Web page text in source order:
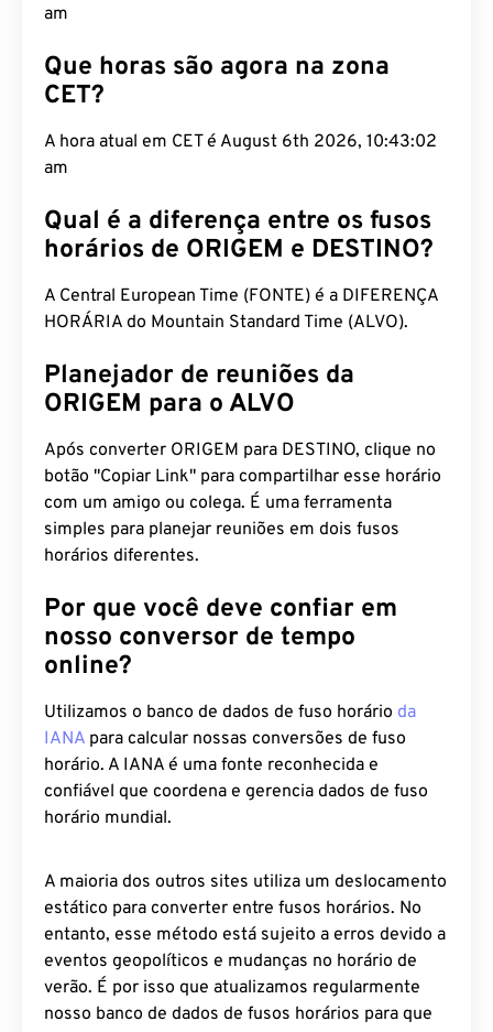
am
Que horas são agora na zona
CET?
A hora atual em CET é August 6th 2026, 10:43:03
am
Qual é a diferença entre os fusos
horários de ORIGEM e DESTINO?
A Central European Time (FONTE) é a DIFERENÇA
HORÁRIA do Mountain Standard Time (ALVO).
Planejador de reuniões da
ORIGEM para o ALVO
Após converter ORIGEM para DESTINO, clique no
botão "Copiar Link" para compartilhar esse horário
com um amigo ou colega. É uma ferramenta
simples para planejar reuniões em dois fusos
horários diferentes.
Por que você deve confiar em
nosso conversor de tempo
online?
Utilizamos o banco de dados de fuso horário da
IANA para calcular nossas conversões de fuso
horário. A IANA é uma fonte reconhecida e
confiável que coordena e gerencia dados de fuso
horário mundial.
A maioria dos outros sites utiliza um deslocamento
estático para converter entre fusos horários. No
entanto, esse método está sujeito a erros devido a
eventos geopolíticos e mudanças no horário de
verão. É por isso que atualizamos regularmente
nosso banco de dados de fusos horários para que